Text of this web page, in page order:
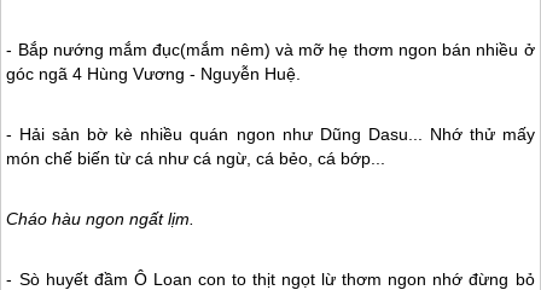
- Bắp nướng mắm đục(mắm nêm) và mỡ hẹ thơm ngon bán nhiều ở
góc ngã 4 Hùng Vương - Nguyễn Huệ.
- Hải sản bờ kè nhiều quán ngon như Dũng Dasu... Nhớ thử mấy
món chế biến từ cá như cá ngừ, cá bẻo, cá bớp...
Cháo hàu ngon ngất lịm.
- Sò huyết đầm Ô Loan con to thịt ngọt lừ thơm ngon nhớ đừng bỏ